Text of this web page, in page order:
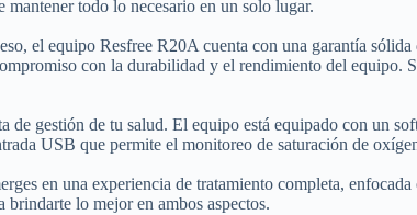
todo lo necesario en un solo lugar.
el equipo Resfree R20A cuenta con una garantía
con la durabilidad y el rendimiento del equipo.
gestión de tu salud. El equipo está equipado con un
USB que permite el monitoreo de saturación de
en una experiencia de tratamiento completa,
lo mejor en ambos aspectos.